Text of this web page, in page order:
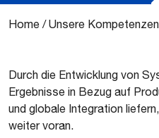
Home /Unsere Kompetenzen
Durch die Entwicklung von
Ergebnisse in Bezug auf
und globale Integration
weiter voran.